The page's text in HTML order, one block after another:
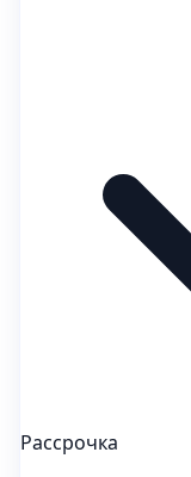
Рассрочка